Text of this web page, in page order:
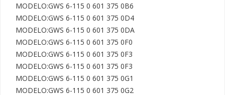
MODELO:GWS 6-115 0 601 375 0B6
MODELO:GWS 6-115 0 601 375 0D4
MODELO:GWS 6-115 0 601 375 0DA
MODELO:GWS 6-115 0 601 375 0F0
MODELO:GWS 6-115 0 601 375 0F3
MODELO:GWS 6-115 0 601 375 0F3
MODELO:GWS 6-115 0 601 375 0G1
MODELO:GWS 6-115 0 601 375 0G2